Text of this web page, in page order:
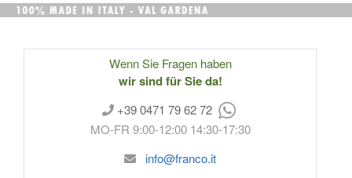
Wenn Sie Fragen haben
wir sind für Sie da!
+39 0471 79 62 72
MO-FR 9:00-12:00 14:30-17:30
info@franco.it